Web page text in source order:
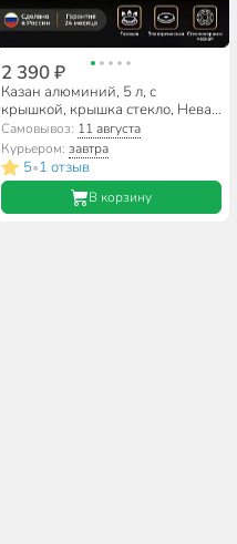
2 390 ₽
Казан алюминий, 5 л, с
крышкой, крышка стекло, Нева
Металл Посуда, Н0850д
Самовывоз: 11 августа
Курьером: завтра
5•1 отзыв
В корзину